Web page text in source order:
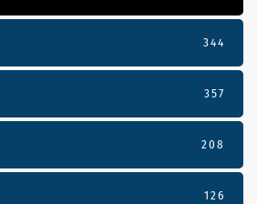
344
357
208
126